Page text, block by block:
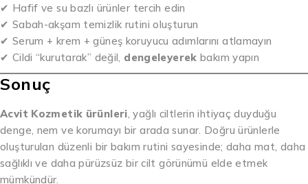
✔ Hafif ve su bazlı ürünler tercih edin
✔ Sabah-akşam temizlik rutini oluşturun
✔ Serum + krem + güneş koruyucu adımlarını atlamayın
✔ Cildi “kurutarak” değil, dengeleyerek bakım yapın
Sonuç
Acvit Kozmetik ürünleri, yağlı ciltlerin ihtiyaç duyduğu
denge, nem ve korumayı bir arada sunar. Doğru ürünlerle
oluşturulan düzenli bir bakım rutini sayesinde; daha mat, daha
sağlıklı ve daha pürüzsüz bir cilt görünümü elde etmek
mümkündür.